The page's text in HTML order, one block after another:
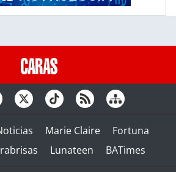
Marie Claire
Fortuna
Lunateen BATimes